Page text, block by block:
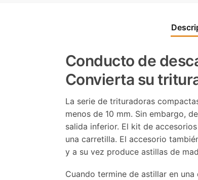
Conducto de
Convierta su
La serie de trituradoras
menos de 10 mm. Sin embargo,
salida inferior. El kit de
una carretilla. El accesorio
y a su vez produce astillas de
Cuando termine de astillar en